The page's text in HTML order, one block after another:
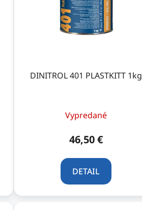
DINITROL 401 PLASTKITT 1kg
Vypredané
46,50 €
DETAIL